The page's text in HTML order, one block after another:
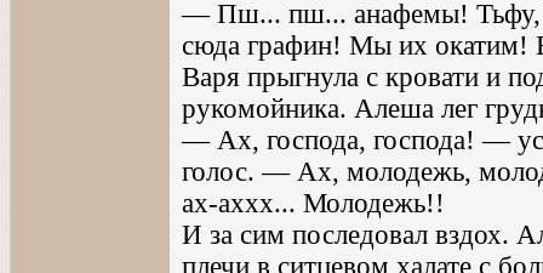
— Пш... пш... анафемы! Тьфу,
сюда графин! Мы их окатим!
Варя прыгнула с кровати и
рукомойника. Алеша лег
— Ах, господа, господа! —
голос. — Ах, молодежь,
ах-аххх... Молодежь!!
И за сим последовал вздох.
плечи в ситцевом халате с